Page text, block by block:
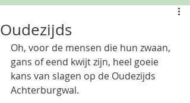
Oudezijds
Oh, voor de mensen die hun zwaan,
gans of eend kwijt zijn, heel goeie
kans van slagen op de Oudezijds
Achterburgwal.